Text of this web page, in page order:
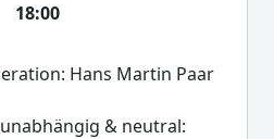
18:00
Hans Martin Paar
& neutral: